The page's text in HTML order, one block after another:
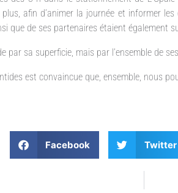
afin d’animer la journée et informer
que de ses partenaires étaient également
par sa superficie, mais par l’ensemble de
est convaincue que, ensemble, nous
Facebook Twitter